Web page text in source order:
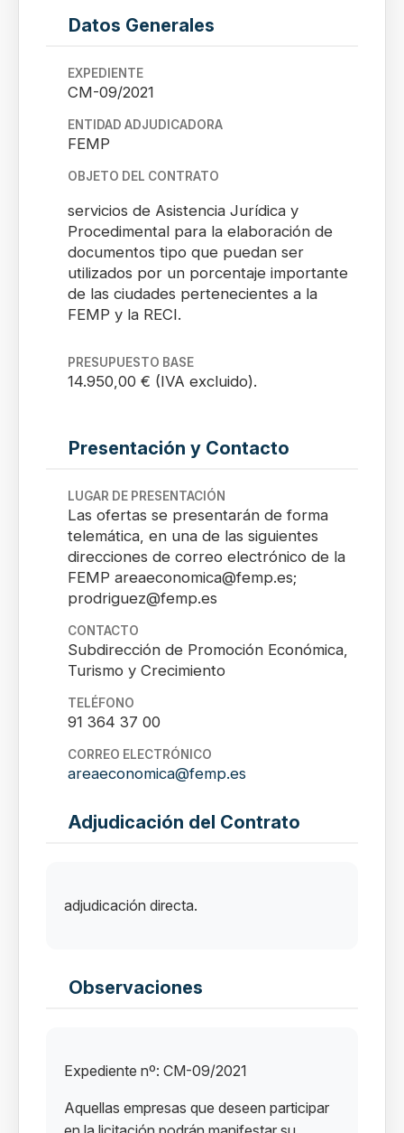
Datos Generales
EXPEDIENTE
CM-09/2021
ENTIDAD ADJUDICADORA
FEMP
OBJETO DEL CONTRATO
servicios de Asistencia Jurídica y
Procedimental para la elaboración de
documentos tipo que puedan ser
utilizados por un porcentaje importante
de las ciudades pertenecientes a la
FEMP y la RECI.
PRESUPUESTO BASE
14.950,00 € (IVA excluido).
Presentación y Contacto
LUGAR DE PRESENTACIÓN
Las ofertas se presentarán de forma
telemática, en una de las siguientes
direcciones de correo electrónico de la
FEMP areaeconomica@femp.es;
prodriguez@femp.es
CONTACTO
Subdirección de Promoción Económica,
Turismo y Crecimiento
TELÉFONO
91 364 37 00
CORREO ELECTRÓNICO
areaeconomica@femp.es
Adjudicación del Contrato
adjudicación directa.
Observaciones
Expediente nº: CM-09/2021
Aquellas empresas que deseen participar